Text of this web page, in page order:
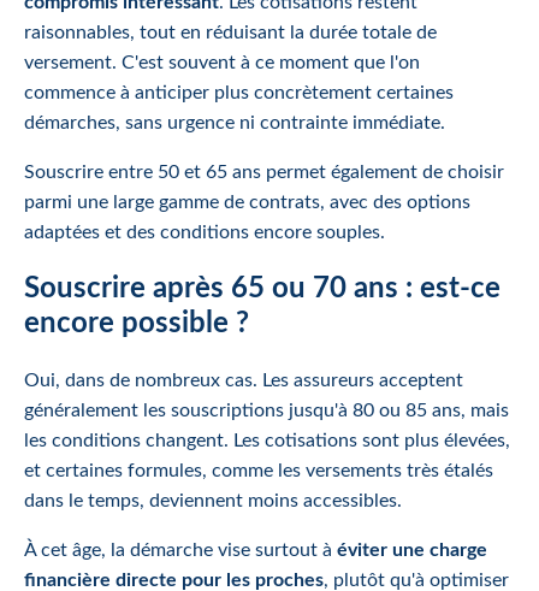
raisonnables, tout en réduisant la durée totale de
versement. C'est souvent à ce moment que l'on
commence à anticiper plus concrètement certaines
démarches, sans urgence ni contrainte immédiate.
Souscrire entre 50 et 65 ans permet également de choisir
parmi une large gamme de contrats, avec des options
adaptées et des conditions encore souples.
Souscrire après 65 ou 70 ans : est-ce
encore possible ?
Oui, dans de nombreux cas. Les assureurs acceptent
généralement les souscriptions jusqu'à 80 ou 85 ans, mais
les conditions changent. Les cotisations sont plus élevées,
et certaines formules, comme les versements très étalés
dans le temps, deviennent moins accessibles.
À cet âge, la démarche vise surtout à éviter une charge
financière directe pour les proches, plutôt qu'à optimiser